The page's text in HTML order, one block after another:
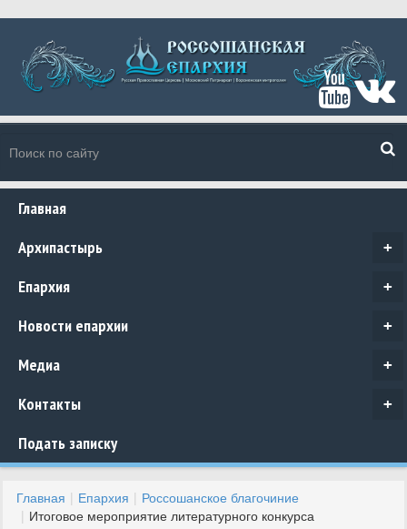
Главная
+
Архипастырь
+
Епархия
+
Новости епархии
+
Медиа
+
Контакты
Подать записку
Главная Епархия
Россошанское благочиние
Итоговое мероприятие литературного конкурса